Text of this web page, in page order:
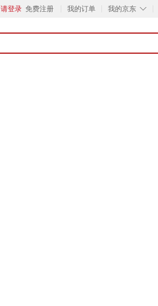
请登录 免费注册 我的订单 ◇
我的京东